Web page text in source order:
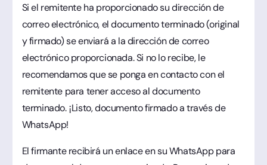
Si el remitente ha proporcionado su dirección de
correo electrónico, el documento terminado (original
y firmado) se enviará a la dirección de correo
electrónico proporcionada. Si no lo recibe, le
recomendamos que se ponga en contacto con el
remitente para tener acceso al documento
terminado. ¡Listo, documento firmado a través de
WhatsApp!
El firmante recibirá un enlace en su WhatsApp para